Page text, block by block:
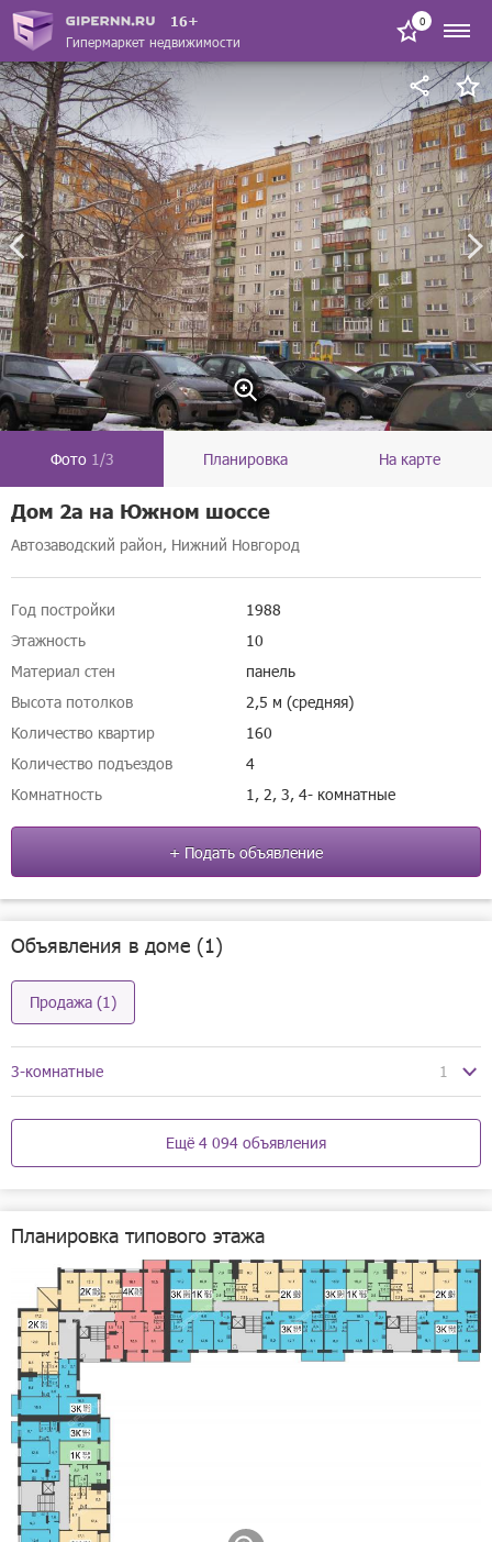
16+
Гипермаркет недвижимости
0
Фото 1/3 Планировка На карте
Дом 2а на Южном шоссе
Автозаводский район, Нижний Новгород
Год постройки
1988
Этажность
10
Материал стен
панель
Высота потолков
2,5 м (средняя)
Количество квартир
160
Количество подъездов
4
Комнатность
1, 2, 3, 4- комнатные
+ Подать объявление
Объявления в доме (1)
Продажа (1)
3-комнатные 1
9 300 000 руб.
в ипотеку от 113 281 руб./мес.
Ещё 4 094 объявления
Планировка типового этажа